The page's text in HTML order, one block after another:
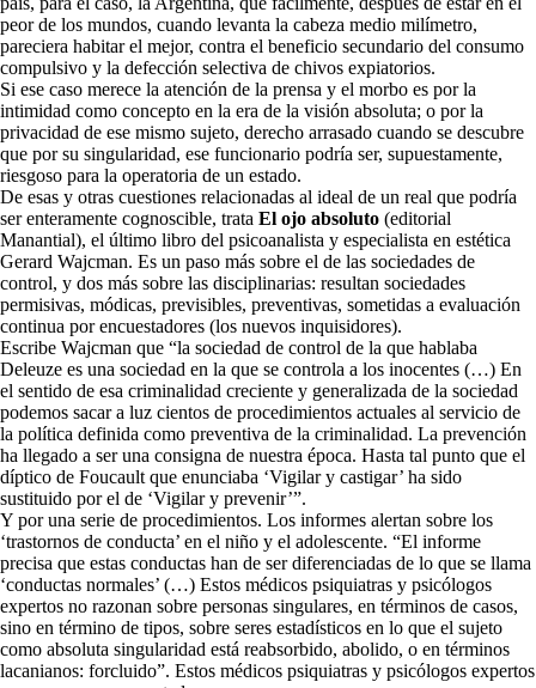
peor de los mundos, cuando levanta la cabeza medio milímetro,
pareciera habitar el mejor, contra el beneficio secundario del consumo
compulsivo y la defección selectiva de chivos expiatorios.
Si ese caso merece la atención de la prensa y el morbo es por la
intimidad como concepto en la era de la visión absoluta; o por la
privacidad de ese mismo sujeto, derecho arrasado cuando se descubre
que por su singularidad, ese funcionario podría ser, supuestamente,
riesgoso para la operatoria de un estado.
De esas y otras cuestiones relacionadas al ideal de un real que podría
ser enteramente cognoscible, trata El ojo absoluto (editorial
Manantial), el último libro del psicoanalista y especialista en estética
Gerard Wajcman. Es un paso más sobre el de las sociedades de
control, y dos más sobre las disciplinarias: resultan sociedades
permisivas, módicas, previsibles, preventivas, sometidas a evaluación
continua por encuestadores (los nuevos inquisidores).
Escribe Wajcman que “la sociedad de control de la que hablaba
Deleuze es una sociedad en la que se controla a los inocentes (…) En
el sentido de esa criminalidad creciente y generalizada de la sociedad
podemos sacar a luz cientos de procedimientos actuales al servicio de
la política definida como preventiva de la criminalidad. La prevención
ha llegado a ser una consigna de nuestra época. Hasta tal punto que el
díptico de Foucault que enunciaba ‘Vigilar y castigar’ ha sido
sustituido por el de ‘Vigilar y prevenir’”.
Y por una serie de procedimientos. Los informes alertan sobre los
‘trastornos de conducta’ en el niño y el adolescente. “El informe
precisa que estas conductas han de ser diferenciadas de lo que se llama
‘conductas normales’ (…) Estos médicos psiquiatras y psicólogos
expertos no razonan sobre personas singulares, en términos de casos,
sino en término de tipos, sobre seres estadísticos en lo que el sujeto
como absoluta singularidad está reabsorbido, abolido, o en términos
lacanianos: forcluido”. Estos médicos psiquiatras y psicólogos expertos